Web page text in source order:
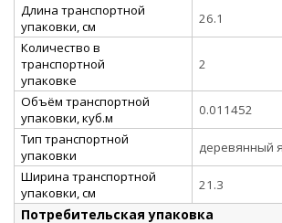
Длина транспортной
упаковки, см
26.1
Количество в
транспортной
упаковке
2
Объём транспортной
упаковки, куб.м
0.011452
Тип транспортной
упаковки
деревянный
Ширина транспортной
упаковки, см
21.3
Потребительская упаковка